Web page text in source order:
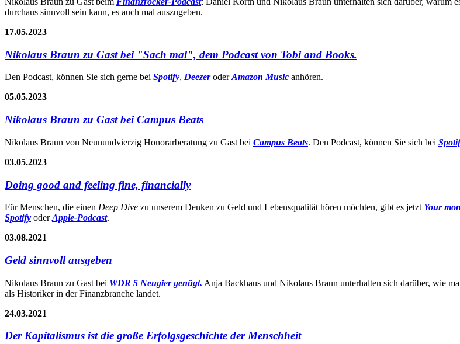
durchaus sinnvoll sein kann, es auch mal auszugeben.
17.05.2023
Nikolaus Braun zu Gast bei "Sach mal", dem Podcast von Tobi and Books.
Den Podcast, können Sie sich gerne bei Spotify, DeezeroderAmazon Music anhören.
05.05.2023
Nikolaus Braun zu Gast bei Campus Beats
Nikolaus Braun von Neunundvierzig Honorarberatung zu Gast bei Campus Beats. Den Podcast, können Sie sich bei
03.05.2023
Doing good and feeling fine, financially
Für Menschen, die einen Deep Dive zu unserem Denken zu Geld und Lebensqualität hören möchten, gibt es jetzt Your
Spotify oderApple-Podcast.
03.08.2021
Geld sinnvoll ausgeben
Nikolaus Braun zu Gast bei WDR 5 Neugier genügt. Anja Backhaus und Nikolaus Braun unterhalten sich darüber, wie
als Historiker in der Finanzbranche landet.
24.03.2021
Der Kapitalismus ist die große Erfolgsgeschichte der Menschheit